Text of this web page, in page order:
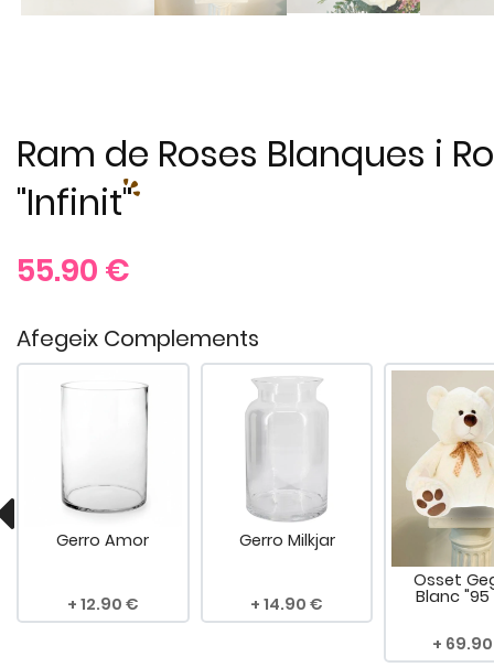
Ram de Roses Blanques i
"Infinit"
55.90 €
Afegeix Complements
Gerro Amor
12.90
Gerro Milkjar
14.90
Osset
Blanc
69.90